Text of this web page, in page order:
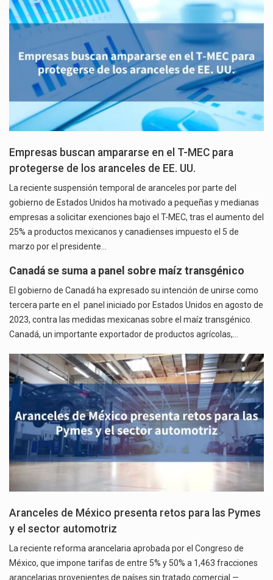
Empresas buscan ampararse en el T-MEC para
protegerse de los aranceles de EE. UU.
La reciente suspensión temporal de aranceles por parte del
gobierno de Estados Unidos ha motivado a pequeñas y medianas
empresas a solicitar exenciones bajo el T-MEC, tras el aumento del
25% a productos mexicanos y canadienses impuesto el 5 de
marzo por el presidente…
Canadá se suma a panel sobre maíz transgénico
El gobierno de Canadá ha expresado su intención de unirse como
tercera parte en el panel iniciado por Estados Unidos en agosto de
2023, contra las medidas mexicanas sobre el maíz transgénico.
Canadá, un importante exportador de productos agrícolas,…
Aranceles de México presenta retos para las Pymes
y el sector automotriz
La reciente reforma arancelaria aprobada por el Congreso de
México, que impone tarifas de entre 5% y 50% a 1,463 fracciones
arancelarias provenientes de países sin tratado comercial —